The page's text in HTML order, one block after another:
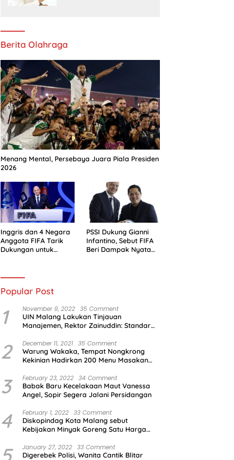
Berita Olahraga
Menang Mental, Persebaya Juara Piala Presiden
2026
Inggris dan 4 Negara
Anggota FIFA Tarik
Dukungan untuk
PSSI Dukung Gianni
Infantino, Sebut FIFA
Beri Dampak Nyata
Popular Post
1 November 9, 2022 35 Comment
UIN Malang Lakukan Tinjauan
Manajemen, Rektor Zainuddin: Standar
2 December 11, 2021 35 Comment
Warung Wakaka, Tempat Nongkrong
Kekinian Hadirkan 200 Menu Masakan
3 February 23, 2022 34 Comment
Babak Baru Kecelakaan Maut Vanessa
Angel, Sopir Segera Jalani Persidangan
4 February 1, 2022 33 Comment
Diskopindag Kota Malang sebut
Kebijakan Minyak Goreng Satu Harga
January 27, 2022 33 Comment
Digerebek Polisi, Wanita Cantik Blitar